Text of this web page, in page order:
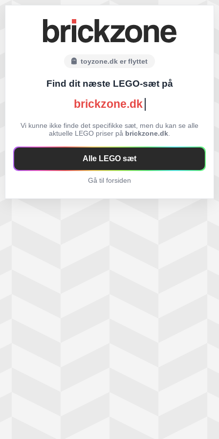
toyzone.dk er flyttet
Find dit næste LEGO-sæt på
brickzone.dk
Vi kunne ikke finde det specifikke sæt, men du kan se alle
aktuelle LEGO priser på brickzone.dk
Alle LEGO sæt
Gå til forsiden